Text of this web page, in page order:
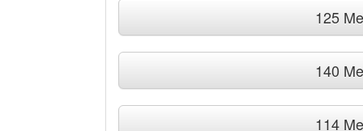
125
140
114